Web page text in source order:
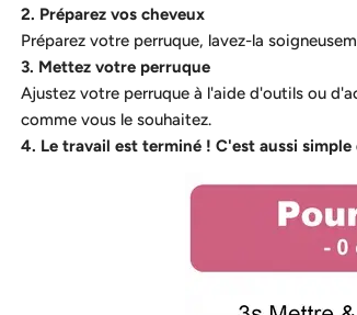
2. Préparez vos cheveux
Préparez votre perruque, lavez-la
3. Mettez votre perruque
Ajustez votre perruque à l'aide d'outils ou
comme vous le souhaitez.
4. Le travail est terminé ! C'est aussi simple